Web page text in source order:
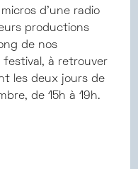
d’une radio
productions
de nos
festival, à retrouver
les deux jours de
de 15h à 19h.